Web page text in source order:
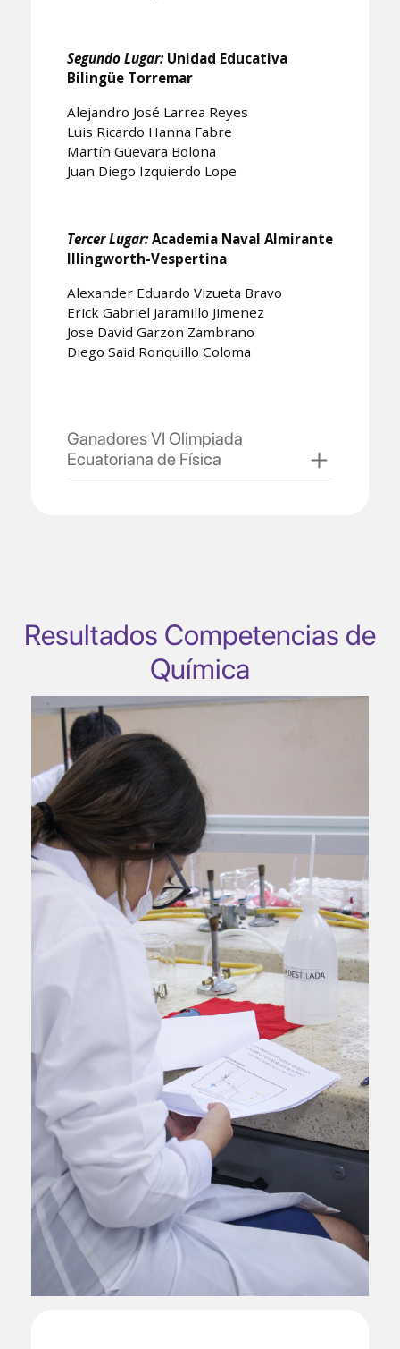
Segundo Lugar: Unidad Educativa
Bilingüe Torremar
Alejandro José Larrea Reyes
Luis Ricardo Hanna Fabre
Martín Guevara Boloña
Juan Diego Izquierdo Lope
Tercer Lugar:Academia Naval Almirante
Illingworth-Vespertina
Alexander Eduardo Vizueta Bravo
Erick Gabriel Jaramillo Jimenez
Jose David Garzon Zambrano
Diego Said Ronquillo Coloma
Ganadores VI Olimpiada
Ecuatoriana de Física
Resultados Competencias de
Química